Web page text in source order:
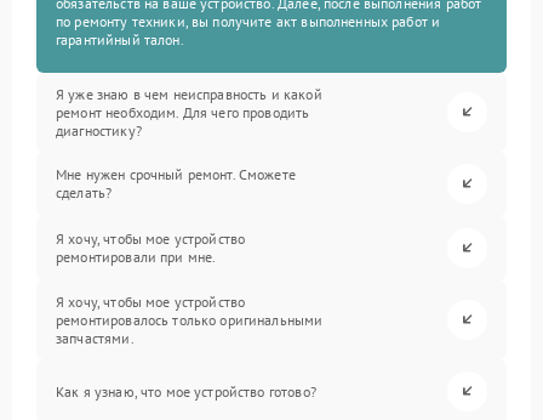
по ремонту техники, вы получите акт выполненных работ и
гарантийный талон.
Я уже знаю в чем неисправность и какой
ремонт необходим. Для чего проводить
диагностику?
Мне нужен срочный ремонт. Сможете
сделать?
Я хочу, чтобы мое устройство
ремонтировали при мне.
Я хочу, чтобы мое устройство
ремонтировалось только оригинальными
запчастями.
Как я узнаю, что мое устройство готово?